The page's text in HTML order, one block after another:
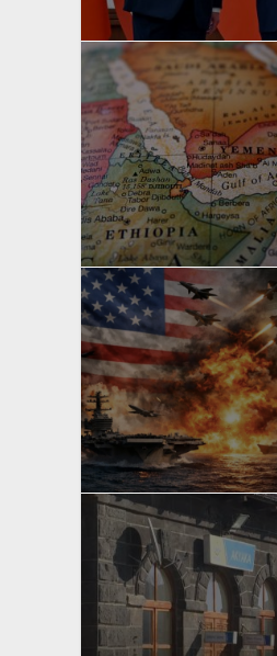
yazan
Bahri Ak
yazan
Bahri Ak
yazan